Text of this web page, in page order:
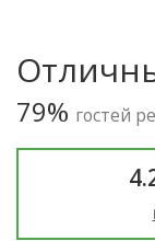
79% гостей